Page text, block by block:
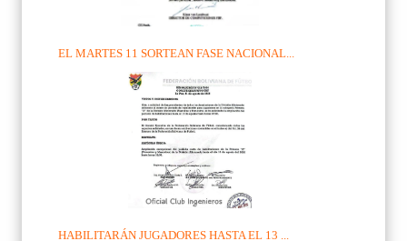
EL MARTES 11 SORTEAN FASE NACIONAL...
HABILITARÁN JUGADORES HASTA EL 13 ...